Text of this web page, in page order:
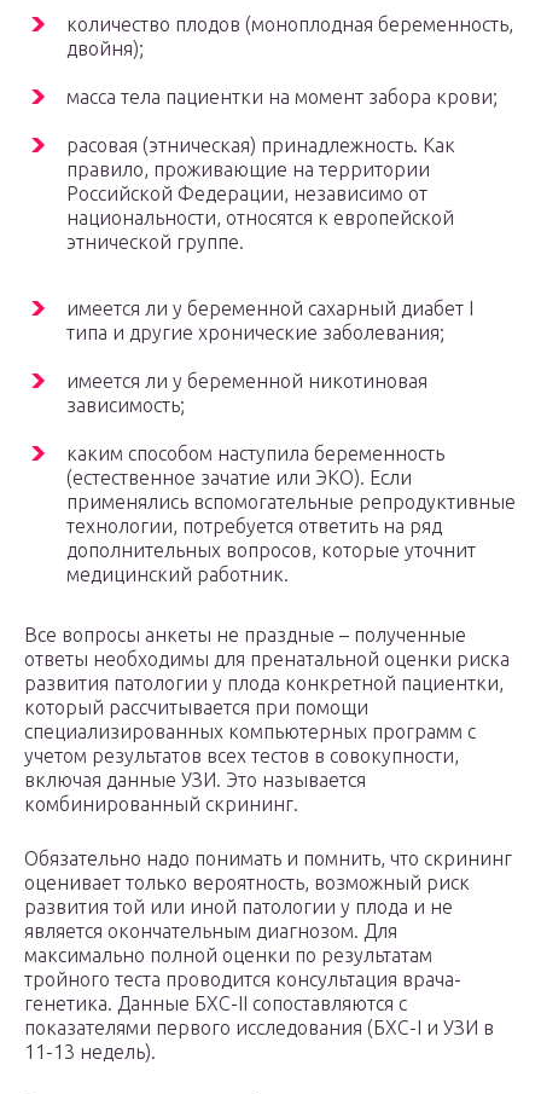
количество плодов (моноплодная беременность,
двойня);
масса тела пациентки на момент забора крови;
расовая (этническая) принадлежность. Как
правило, проживающие на территории
Российской Федерации, независимо от
национальности, относятся к европейской
этнической группе.
имеется ли у беременной сахарный диабет I
типа и другие хронические заболевания;
имеется ли у беременной никотиновая
зависимость;
каким способом наступила беременность
(естественное зачатие или ЭКО). Если
применялись вспомогательные репродуктивные
технологии, потребуется ответить на ряд
дополнительных вопросов, которые уточнит
медицинский работник.
Все вопросы анкеты не праздные – полученные
ответы необходимы для пренатальной оценки риска
развития патологии у плода конкретной пациентки,
который рассчитывается при помощи
специализированных компьютерных программ с
учетом результатов всех тестов в совокупности,
включая данные УЗИ. Это называется
комбинированный скрининг.
Обязательно надо понимать и помнить, что скрининг
оценивает только вероятность, возможный риск
развития той или иной патологии у плода и не
является окончательным диагнозом. Для
максимально полной оценки по результатам
тройного теста проводится консультация врача-
генетика. Данные БХС-II сопоставляются с
показателями первого исследования (БХС-I и УЗИ в
11-13 недель).